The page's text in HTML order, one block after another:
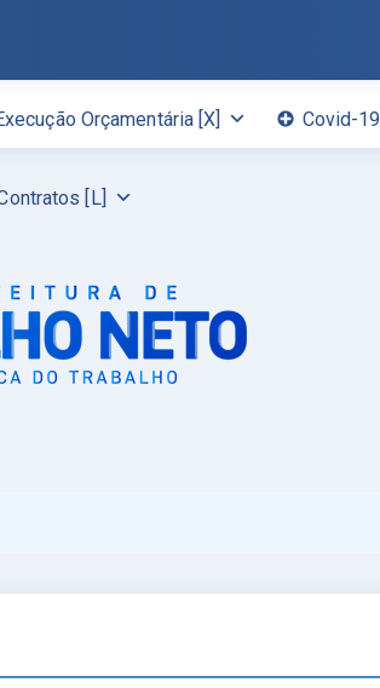
Orçamentária [X] Covid-19
[L]